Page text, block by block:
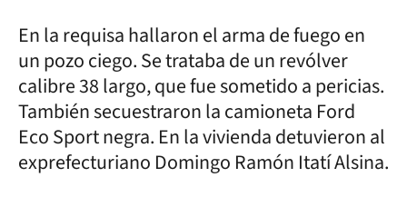
En la requisa hallaron el arma de fuego en
un pozo ciego. Se trataba de un revólver
calibre 38 largo, que fue sometido a pericias.
También secuestraron la camioneta Ford
Eco Sport negra. En la vivienda detuvieron al
exprefecturiano Domingo Ramón Itatí Alsina.